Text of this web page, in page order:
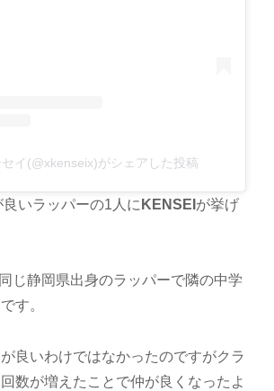
イ(@xkenseix)がシェアした投稿
良いラッパーの1人に KENSEI が挙げ
じ静岡県出身のラッパーで隣の中学
す。
良いわけではなかったのですがクラ
数が増えたことで仲が良くなったよ